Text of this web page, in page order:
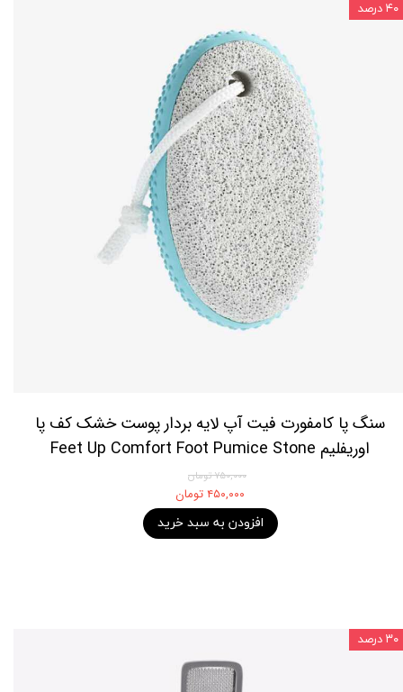
سنگ پا کامفورت فیت آپ لایه بردار پوست خشک کف پا
اوریفلیم Feet Up Comfort Foot Pumice Stone
Oriflame
۷۵۰,۰۰۰ تومان
۴۵۰,۰۰۰ تومان
افزودن به سبد خرید
۴۰ درصد
۳۰ درصد